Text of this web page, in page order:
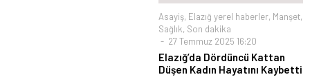
Asayiş, Elazığ yerel haberler, Manşet,
Sağlık, Son dakika
27 Temmuz 2025 16:20
Elazığ’da Dördüncü Kattan
Düşen Kadın Hayatını Kaybetti